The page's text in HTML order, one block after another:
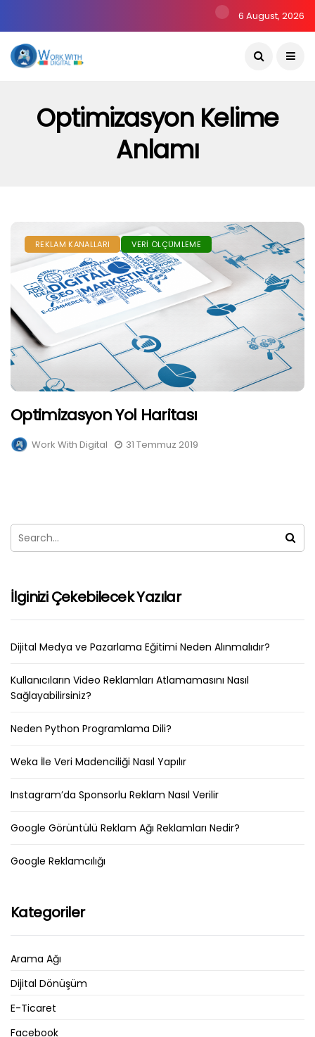
6 August, 2026
Optimizasyon Kelime
Anlamı
REKLAM KANALLARI VERI ÖLÇÜMLEME
Optimizasyon Yol Haritası
Work With Digital 31 Temmuz 2019
İlginizi Çekebilecek Yazılar
Dijital Medya ve Pazarlama Eğitimi Neden Alınmalıdır?
Kullanıcıların Video Reklamları Atlamamasını Nasıl
Sağlayabilirsiniz?
Neden Python Programlama Dili?
Weka İle Veri Madenciliği Nasıl Yapılır
Instagram’da Sponsorlu Reklam Nasıl Verilir
Google Görüntülü Reklam Ağı Reklamları Nedir?
Google Reklamcılığı
Kategoriler
Arama Ağı
Dijital Dönüşüm
E-Ticaret
Facebook